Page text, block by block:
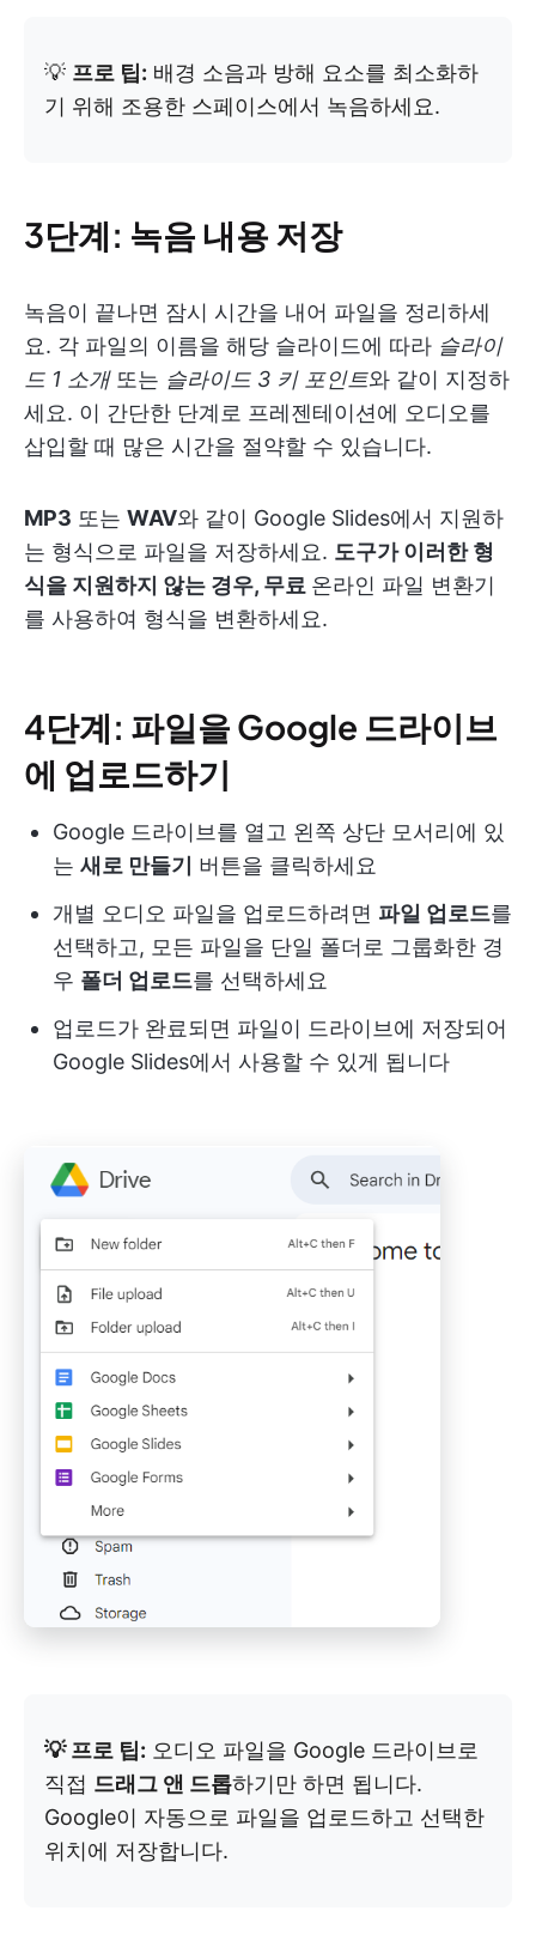
💡 프로 팁: 배경 소음과 방해 요소를 최소화하
기 위해 조용한 스페이스에서 녹음하세요.
3단계: 녹음 내용 저장
녹음이 끝나면 잠시 시간을 내어 파일을 정리하세
요. 각 파일의 이름을 해당 슬라이드에 따라 슬라이
드 1 소개또는 슬라이드 3 키 포인트와 같이 지정하
세요. 이 간단한 단계로 프레젠테이션에 오디오를
삽입할 때 많은 시간을 절약할 수 있습니다.
MP3 또는 WAV와 같이 Google Slides에서 지원하
는 형식으로 파일을 저장하세요. 도구가 이러한 형
식을 지원하지 않는 경우, 무료 온라인 파일 변환기
를 사용하여 형식을 변환하세요.
4단계: 파일을 Google 드라이브
에 업로드하기
Google 드라이브를 열고 왼쪽 상단 모서리에 있
는 새로 만들기
버튼을 클릭하세요
개별 오디오 파일을 업로드하려면 파일 업로드를
선택하고, 모든 파일을 단일 폴더로 그룹화한 경
우 폴더 업로드를 선택하세요
업로드가 완료되면 파일이 드라이브에 저장되어
Google Slides에서 사용할 수 있게 됩니다
💡 프로 팁: 오디오 파일을 Google 드라이브로
직접 드래그 앤 드롭하기만 하면 됩니다.
Google이 자동으로 파일을 업로드하고 선택한
위치에 저장합니다.